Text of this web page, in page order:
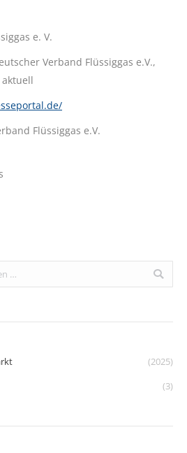
e. V.
Verband Flüssiggas e.V.,
Flüssiggas e.V.
(2025)
(3)